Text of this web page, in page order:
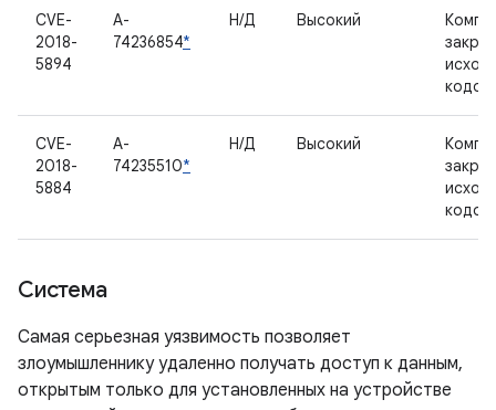
CVE-
2018-
5894
A-
74236854*
Н/Д Высокий
кодом
CVE-
2018-
5884
A-
74235510*
Н/Д Высокий
кодом
Система
Самая серьезная уязвимость позволяет
злоумышленнику удаленно получать доступ к данным,
открытым только для установленных на устройстве